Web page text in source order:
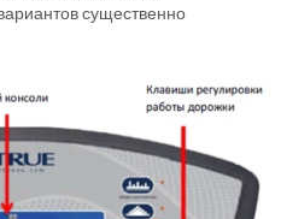
существенно